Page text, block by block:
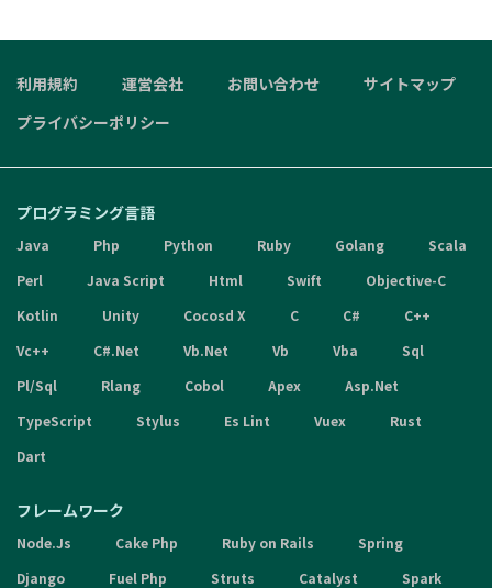
利用規約 運営会社 お問い合わせ
サイトマップ
プライバシーポリシー
プログラミング言語
Java Php Python Ruby Golang
Scala
Perl
Java Script Html Swift
Objective-C
Kotlin
Unity Cocosd X C C#
C++
Vc++
C#.Net Vb.Net Vb Vba
Sql
Pl/Sql
Rlang Cobol Apex
Asp.Net
TypeScript
Stylus Es Lint Vuex
Rust
Dart
フレームワーク
Node.Js Cake Php Ruby on Rails
Spring
Django
Fuel Php Struts Catalyst
Spark